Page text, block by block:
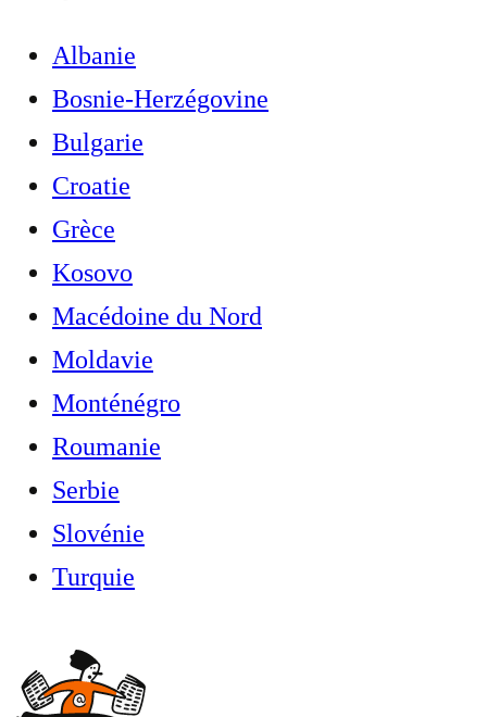
Albanie
Bosnie-Herzégovine
Bulgarie
Croatie
Grèce
Kosovo
Macédoine du Nord
Moldavie
Monténégro
Roumanie
Serbie
Slovénie
Turquie